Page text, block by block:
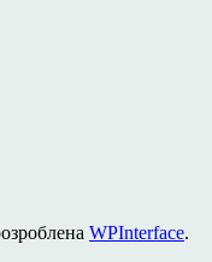
WPInterface.